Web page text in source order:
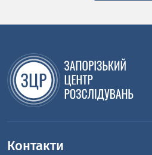
Контакти